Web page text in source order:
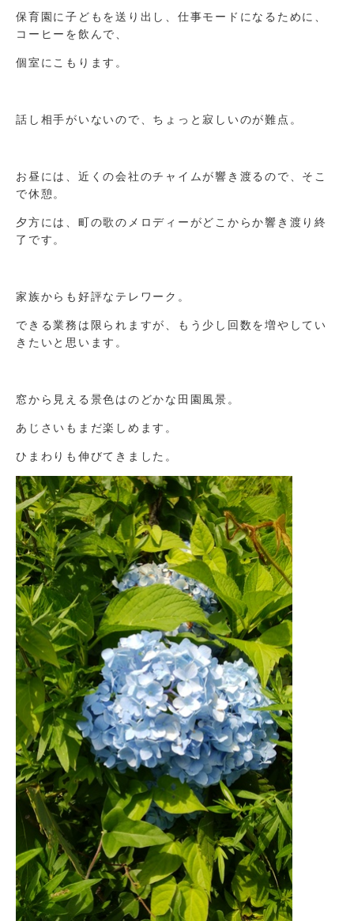
保育園に子どもを送り出し、仕事モードになるために、
コーヒーを飲んで、
個室にこもります。
話し相手がいないので、ちょっと寂しいのが難点。
お昼には、近くの会社のチャイムが響き渡るので、そこ
で休憩。
夕方には、町の歌のメロディーがどこからか響き渡り終
了です。
家族からも好評なテレワーク。
できる業務は限られますが、もう少し回数を増やしてい
きたいと思います。
窓から見える景色はのどかな田園風景。
あじさいもまだ楽しめます。
ひまわりも伸びてきました。